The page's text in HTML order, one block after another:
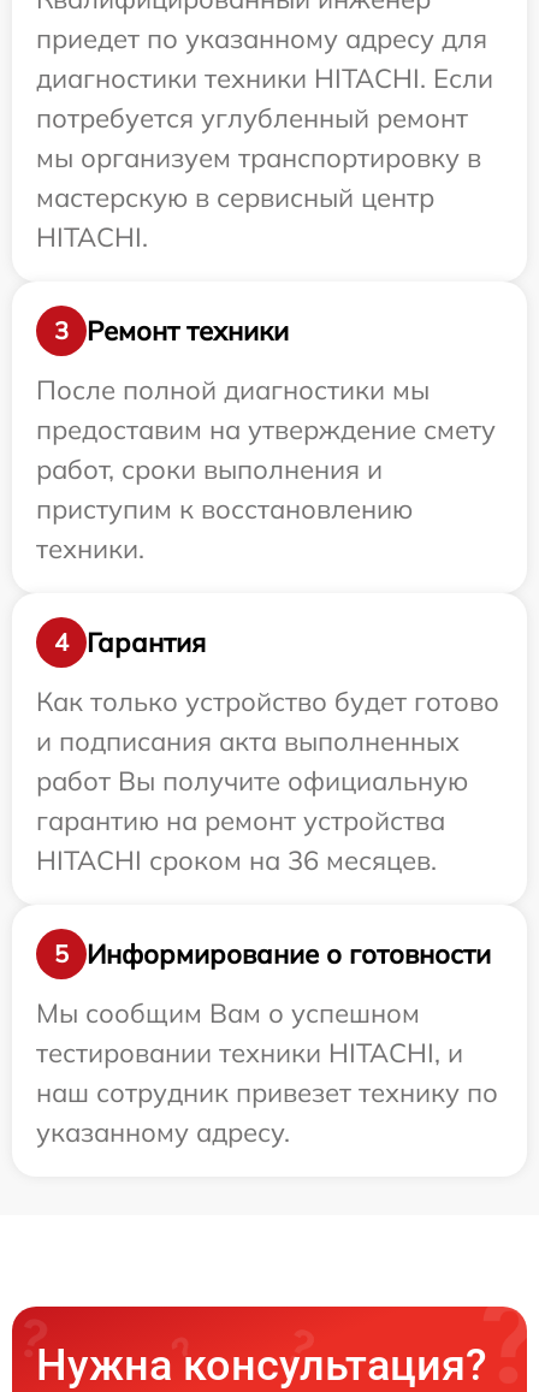
приедет по указанному адресу для
диагностики техники HITACHI. Если
потребуется углубленный ремонт
мы организуем транспортировку в
мастерскую в сервисный центр
HITACHI.
3
Ремонт техники
После полной диагностики мы
предоставим на утверждение смету
работ, сроки выполнения и
приступим к восстановлению
техники.
4
Гарантия
Как только устройство будет готово
и подписания акта выполненных
работ Вы получите официальную
гарантию на ремонт устройства
HITACHI сроком на 36 месяцев.
5
Информирование о готовности
Мы сообщим Вам о успешном
тестировании техники HITACHI, и
наш сотрудник привезет технику по
указанному адресу.
Нужна консультация?